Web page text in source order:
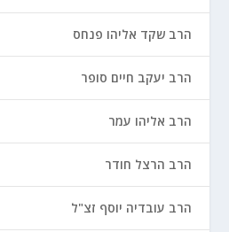
הרב שקד אליהו פנחס
הרב יעקב חיים סופר
הרב אליהו עמר
הרב הרצל חודר
הרב עובדיה יוסף זצ"ל